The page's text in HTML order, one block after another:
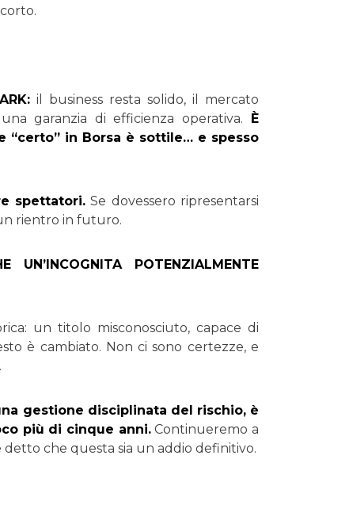
il business resta solido, il mercato
garanzia di efficienza operativa. È
“certo” in Borsa è sottile… e spesso
spettatori. Se dovessero ripresentarsi
rientro in futuro.
POTENZIALMENTE
un titolo misconosciuto, capace di
è cambiato. Non ci sono certezze, e
gestione disciplinata del rischio, è
più di cinque anni.Continueremo a
che questa sia un addio definitivo.